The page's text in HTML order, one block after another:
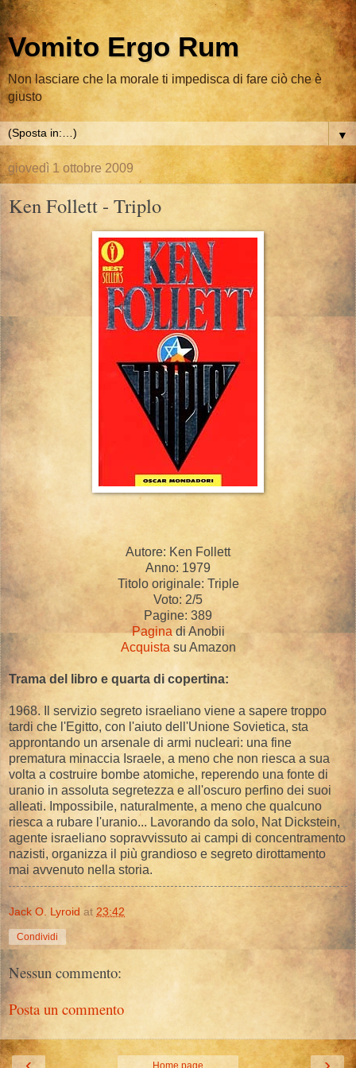
Vomito Ergo Rum
Non lasciare che la morale ti impedisca di fare ciò che è
giusto
▼
giovedì 1 ottobre 2009
Ken Follett - Triplo
Autore: Ken Follett
Anno: 1979
Titolo originale: Triple
Voto: 2/5
Pagine: 389
Paginadi Anobii
Acquista su Amazon
Trama del libro e quarta di copertina:
1968. Il servizio segreto israeliano viene a sapere troppo
tardi che l'Egitto, con l'aiuto dell'Unione Sovietica, sta
approntando un arsenale di armi nucleari: una fine
prematura minaccia Israele, a meno che non riesca a sua
volta a costruire bombe atomiche, reperendo una fonte di
uranio in assoluta segretezza e all'oscuro perfino dei suoi
alleati. Impossibile, naturalmente, a meno che qualcuno
riesca a rubare l'uranio... Lavorando da solo, Nat Dickstein,
agente israeliano sopravvissuto ai campi di concentramento
nazisti, organizza il più grandioso e segreto dirottamento
mai avvenuto nella storia.
Jack O. Lyroid at 23:42
Condividi
Nessun commento:
Posta un commento
Home page